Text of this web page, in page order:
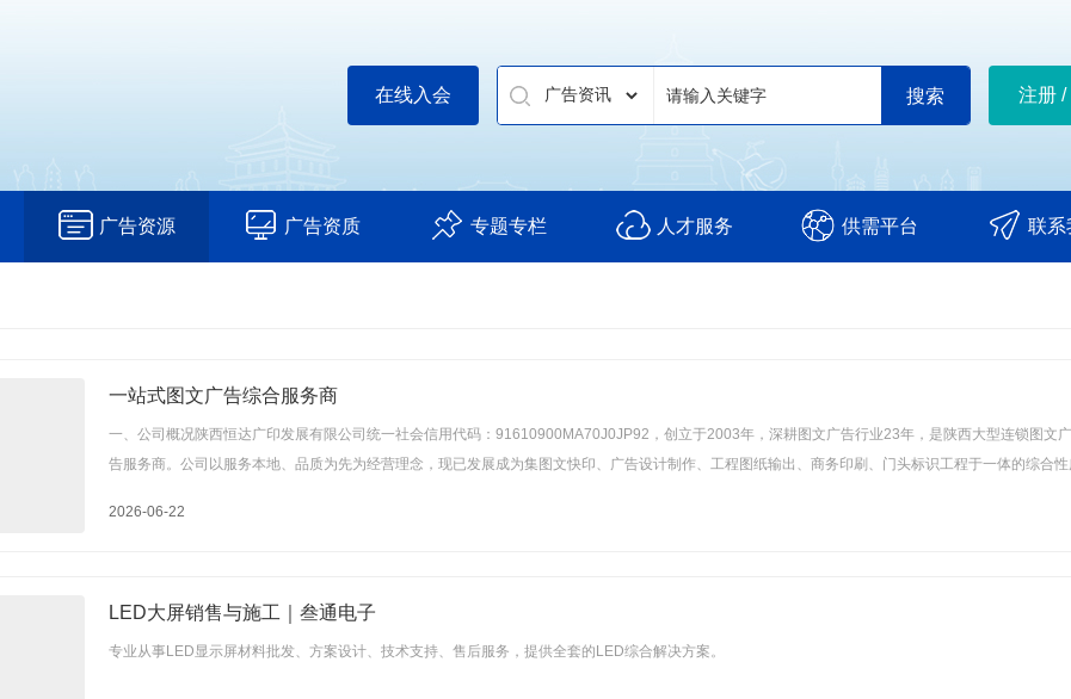
注册 /
在线入会
广告资源 广告资质 专题专栏 人才服务 供需平台 联系
一站式图文广告综合服务商
一、公司概况陕西恒达广印发展有限公司统一社会信用代码：91610900MA70J0JP92，创立于2003年，深耕图文广告行业23年，是陕西大型连锁图文广
告服务商。公司以服务本地、品质为先为经营理念，现已发展成为集图文快印、广告设计制作、工程图纸输出、商务印刷、门头标识工程于一体的综合
2026-06-22
LED大屏销售与施工｜叁通电子
专业从事LED显示屏材料批发、方案设计、技术支持、售后服务，提供全套的LED综合解决方案。